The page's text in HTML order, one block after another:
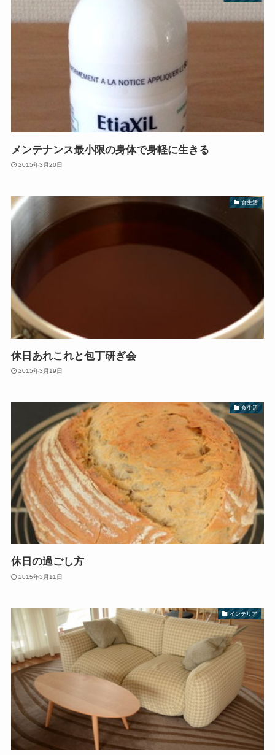
メンテナンス最小限の身体で身軽に生きる
2015年3月20日
食生活
休日あれこれと包丁研ぎ会
2015年3月19日
食生活
休日の過ごし方
2015年3月11日
インテリア